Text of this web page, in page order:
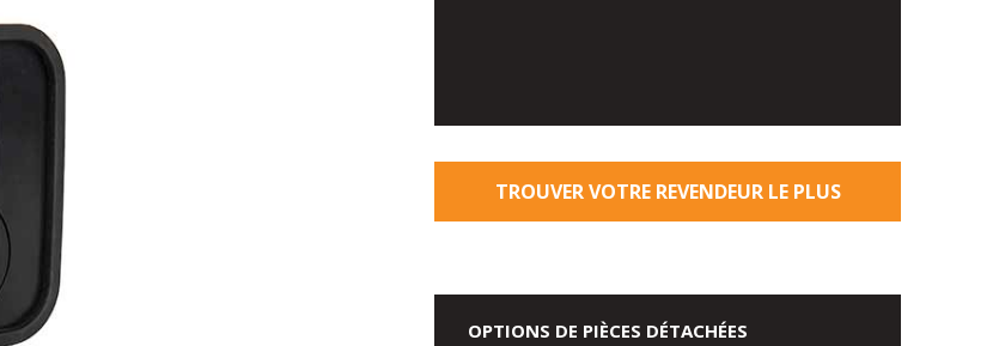
TROUVER VOTRE REVENDEUR LE PLUS
OPTIONS DE PIÈCES DÉTACHÉES